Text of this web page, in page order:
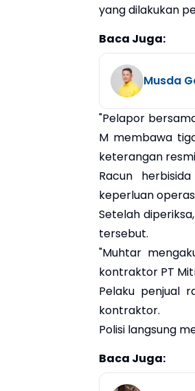
yang dilakukan
Baca Juga:
Musda
"Pelapor
M membawa
keterangan
Racun
keperluan
Setelah
tersebut.
"Muhtar
kontraktor PT
Pelaku penjual
kontraktor.
Polisi langsung
Baca Juga: